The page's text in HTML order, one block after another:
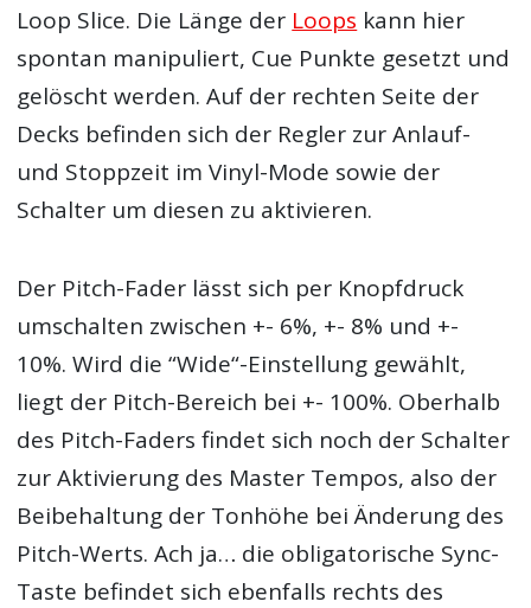
Loop Slice. Die Länge der Loops kann hier
spontan manipuliert, Cue Punkte gesetzt und
gelöscht werden. Auf der rechten Seite der
Decks befinden sich der Regler zur Anlauf-
und Stoppzeit im Vinyl-Mode sowie der
Schalter um diesen zu aktivieren.
Der Pitch-Fader lässt sich per Knopfdruck
umschalten zwischen +- 6%, +- 8% und +-
10%. Wird die “Wide“-Einstellung gewählt,
liegt der Pitch-Bereich bei +- 100%. Oberhalb
des Pitch-Faders findet sich noch der Schalter
zur Aktivierung des Master Tempos, also der
Beibehaltung der Tonhöhe bei Änderung des
Pitch-Werts. Ach ja… die obligatorische Sync-
Taste befindet sich ebenfalls rechts des